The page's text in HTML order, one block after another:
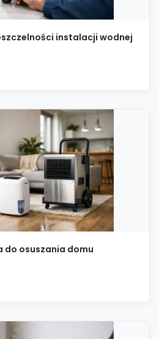
instalacji wodnej
do osuszania domu